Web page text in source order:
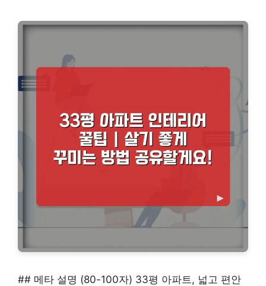
## 메타 설명 (80-100자) 33평 아파트, 넓고 편안